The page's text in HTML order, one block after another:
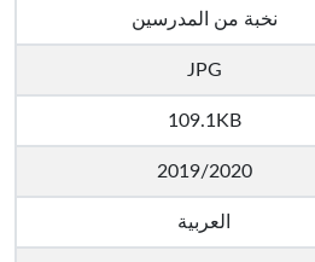
نخبة من المدرسين
JPG
109.1KB
2019/2020
العربية